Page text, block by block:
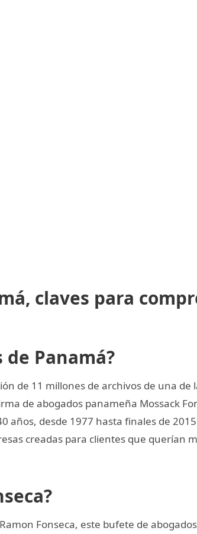
claves para
de Panamá?
de 11 millones de archivos de una de
de abogados panameña Mossack
años, desde 1977 hasta finales de
creadas para clientes que querían
Fonseca, este bufete de